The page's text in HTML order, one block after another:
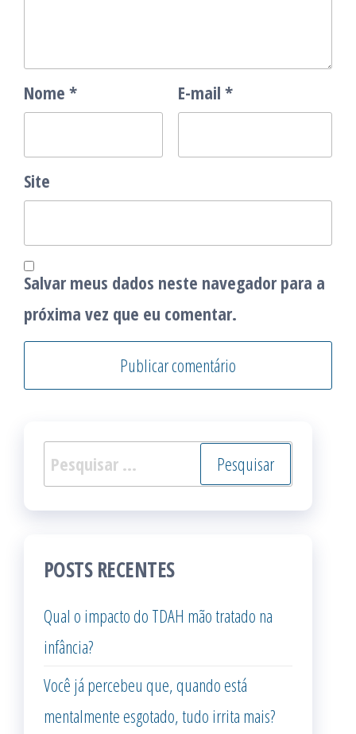
Nome * E-mail *
Site
Salvar meus dados neste navegador para a
próxima vez que eu comentar.
Pesquisar
por:
POSTS RECENTES
Qual o impacto do TDAH mão tratado na
infância?
Você já percebeu que, quando está
mentalmente esgotado, tudo irrita mais?